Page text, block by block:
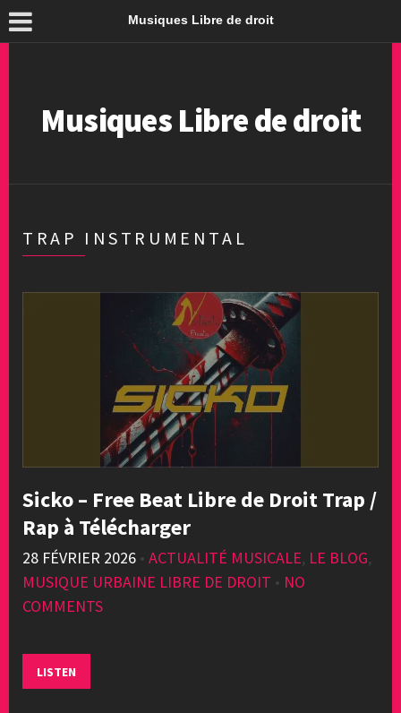
Musiques Libre de droit
Musiques Libre de droit
TRAP INSTRUMENTAL
Sicko – Free Beat Libre de Droit Trap /
Rap à Télécharger
28 FÉVRIER 2026 • ACTUALITÉ MUSICALE, LE BLOG,
MUSIQUE URBAINE LIBRE DE DROIT • NO
COMMENTS
LISTEN